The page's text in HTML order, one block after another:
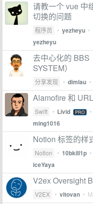
请教一个 vue 中
切换的问题
程序员 • yezheyu •
yezheyu
去中心化的 BBS
SYSTEM）
分享发现 • dimlau •
Alamofire 和
Swift • Livid PRO •
ming1016
Notion 标签的样
Notion • 10bkill1p •
iceYaya
V2ex Oversight
V2EX • vitovan •